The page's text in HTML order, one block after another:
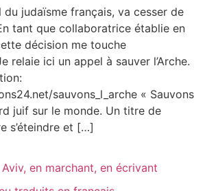
du judaïsme français, va cesser de
tant que collaboratrice établie en
décision me touche
relaie ici un appel à sauver l’Arche.
sauvons_l_arche « Sauvons
juif sur le monde. Un titre de
s’éteindre et […]
Aviv, en marchant, en écrivant